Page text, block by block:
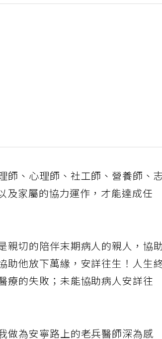
師、心理師、社工師、營養師、志
及家屬的協力運作，才能達成任
親切的陪伴末期病人的親人，協助
助他放下萬緣，安詳往生！人生
療的失敗；未能協助病人安詳往